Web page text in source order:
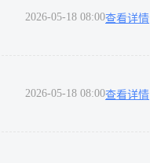
2026-05-18 08:00查看详情
2026-05-18 08:00查看详情